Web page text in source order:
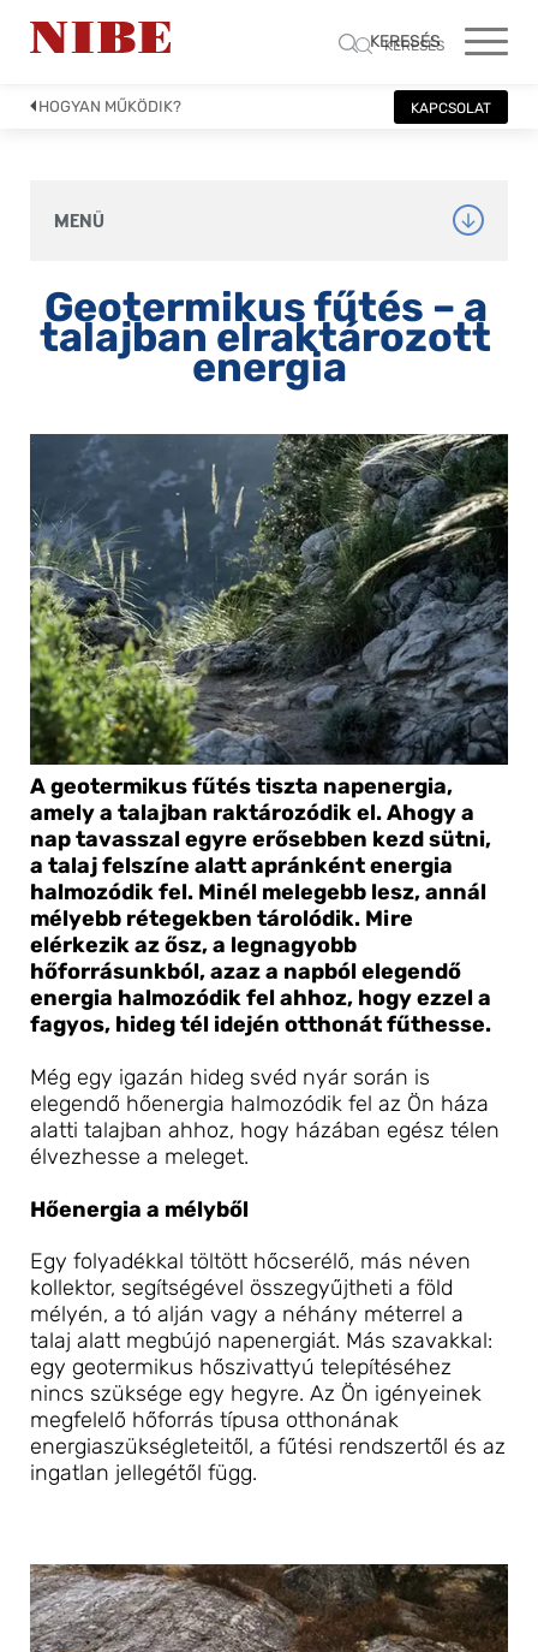
KERESÉS
KERESÉS
HOGYAN MŰKÖDIK? KAPCSOLAT
MENÜ
Geotermikus fűtés – a
talajban elraktározott
energia
A geotermikus fűtés tiszta napenergia,
amely a talajban raktározódik el. Ahogy a
nap tavasszal egyre erősebben kezd sütni,
a talaj felszíne alatt apránként energia
halmozódik fel. Minél melegebb lesz, annál
mélyebb rétegekben tárolódik. Mire
elérkezik az ősz, a legnagyobb
hőforrásunkból, azaz a napból elegendő
energia halmozódik fel ahhoz, hogy ezzel a
fagyos, hideg tél idején otthonát fűthesse.
Még egy igazán hideg svéd nyár során is
elegendő hőenergia halmozódik fel az Ön háza
alatti talajban ahhoz, hogy házában egész télen
élvezhesse a meleget.
Hőenergia a mélyből
Egy folyadékkal töltött hőcserélő, más néven
kollektor, segítségével összegyűjtheti a föld
mélyén, a tó alján vagy a néhány méterrel a
talaj alatt megbújó napenergiát. Más szavakkal:
egy geotermikus hőszivattyú telepítéséhez
nincs szüksége egy hegyre. Az Ön igényeinek
megfelelő hőforrás típusa otthonának
energiaszükségleteitől, a fűtési rendszertől és az
ingatlan jellegétől függ.